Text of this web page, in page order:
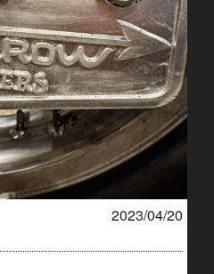
2023/04/20